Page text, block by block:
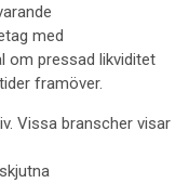
med
om pressad likviditet
framöver.
Vissa branscher visar